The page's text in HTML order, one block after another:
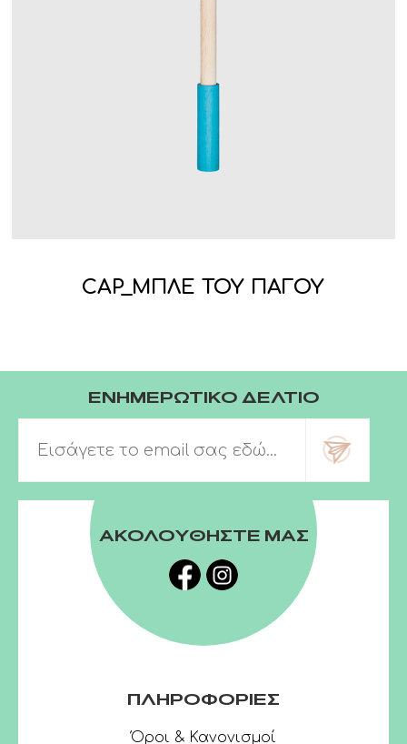
CAP_ΜΠΛΕ ΤΟΥ ΠΑΓΟΥ
ΕΝΗΜΕΡΩΤΙΚΟ ΔΕΛΤΙΟ
ΑΚΟΛΟΥΘΗΣΤΕ ΜΑΣ
ΠΛΗΡΟΦΟΡΙΕΣ
Όροι & Κανονισμοί